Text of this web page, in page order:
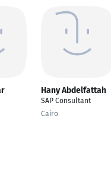
Hany Abdelfattah
SAP Consultant
Cairo